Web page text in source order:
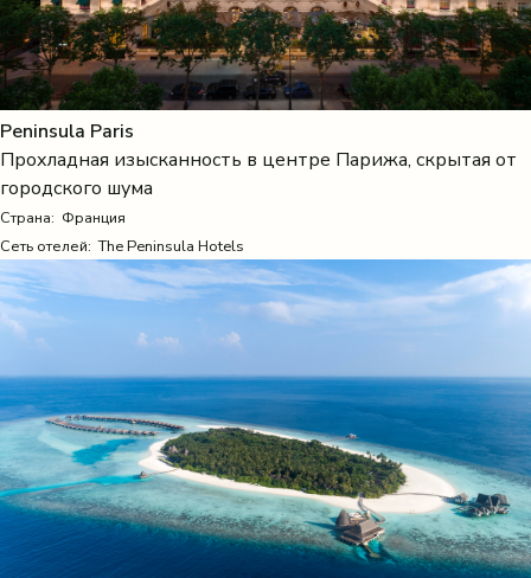
Peninsula Paris
Прохладная изысканность в центре Парижа, скрытая от
городского шума
Страна: Франция
Сеть отелей: The Peninsula Hotels